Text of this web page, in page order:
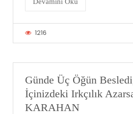
1216
Günde Üç Öğün
İçinizdeki Irkçılık
KARAHAN